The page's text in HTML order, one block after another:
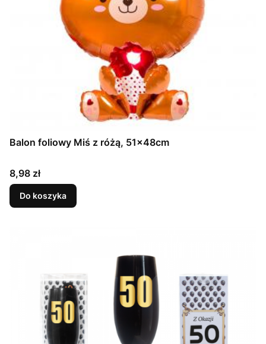
Balon foliowy Miś z różą, 51x48cm
Cena
8,98 zł
Do koszyka